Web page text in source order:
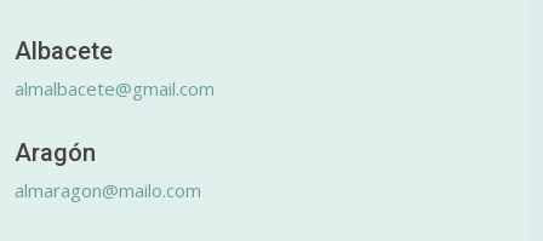
Albacete
almalbacete@gmail.com
Aragón
almaragon@mailo.com